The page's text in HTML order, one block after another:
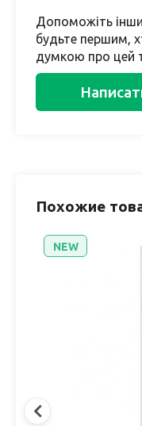
Допоможіть
будьте першим,
думкою про цей
Похожие
NEW